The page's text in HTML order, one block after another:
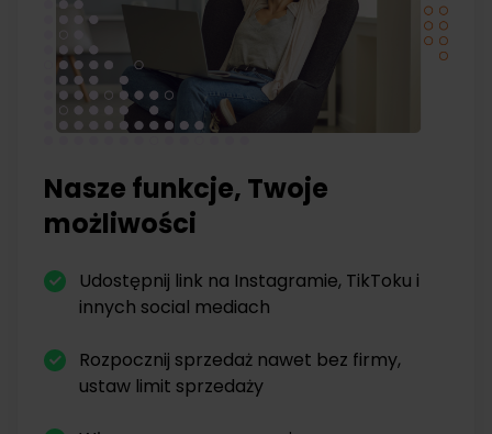
Nasze funkcje, Twoje
możliwości
Udostępnij link na Instagramie, TikToku i
innych social mediach
Rozpocznij sprzedaż nawet bez firmy,
ustaw limit sprzedaży